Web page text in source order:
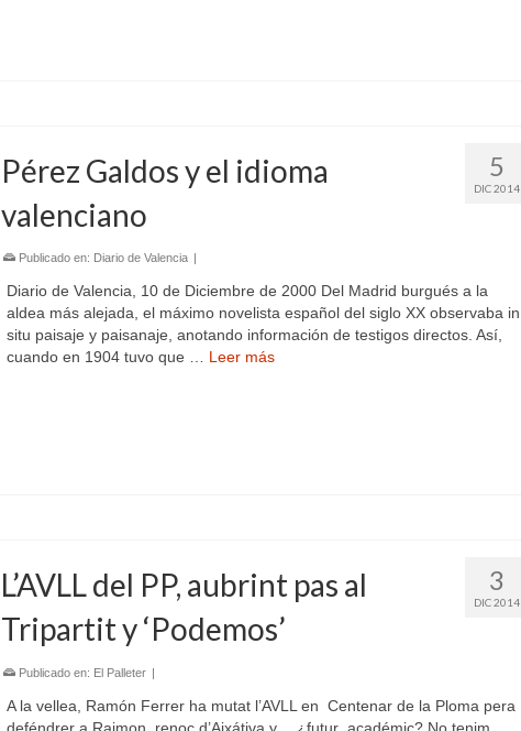
5
DIC 2014
Pérez Galdos y el idioma
valenciano
Publicado en: Diario de Valencia |
Diario de Valencia, 10 de Diciembre de 2000 Del Madrid burgués a la
aldea más alejada, el máximo novelista español del siglo XX observaba in
situ paisaje y paisanaje, anotando información de testigos directos. Así,
cuando en 1904 tuvo que … Leer más
3
DIC 2014
L’AVLL del PP, aubrint pas al
Tripartit y ‘Podemos’
Publicado en: El Palleter |
A la vellea, Ramón Ferrer ha mutat l’AVLL en Centenar de la Ploma pera